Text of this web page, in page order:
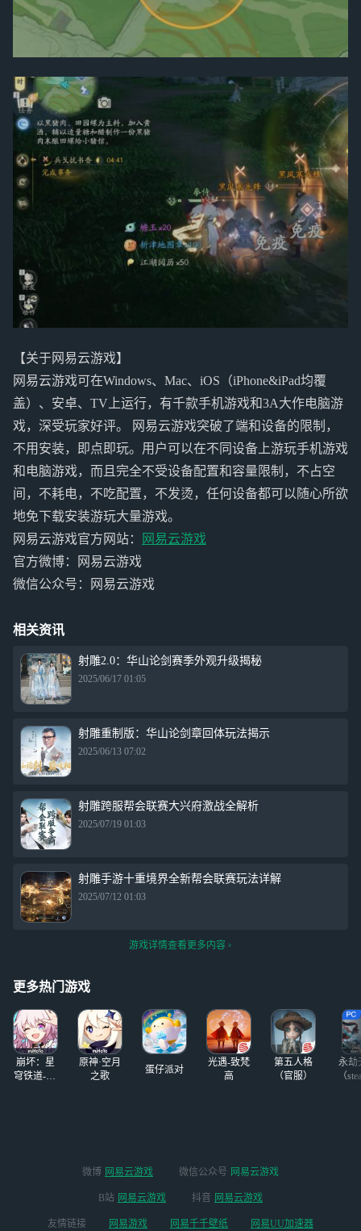
【关于网易云游戏】
网易云游戏可在Windows、Mac、iOS（iPhone&iPad均覆
盖）、安卓、TV上运行，有千款手机游戏和3A大作电脑游
戏，深受玩家好评。 网易云游戏突破了端和设备的限制，
不用安装，即点即玩。用户可以在不同设备上游玩手机游戏
和电脑游戏，而且完全不受设备配置和容量限制，不占空
间，不耗电，不吃配置，不发烫，任何设备都可以随心所欲
地免下载安装游玩大量游戏。
网易云游戏官方网站：
网易云游戏
官方微博：网易云游戏
微信公众号：网易云游戏
相关资讯
射雕2.0：华山论剑赛季外观升级揭秘
2025/06/17 01:05
射雕重制版：华山论剑章回体玩法揭示
2025/06/13 07:02
射雕跨服帮会联赛大兴府激战全解析
2025/07/19 01:03
射雕手游十重境界全新帮会联赛玩法详解
2025/07/12 01:03
游戏详情查看更多内容
更多热门游戏
崩坏：星
穹铁道-4.4
原神·空月
之歌
蛋仔派对
光遇-致梵
高
第五人格
（官服）
永劫
（
微博 网易云游戏 微信公众号 网易云游戏
B站 网易云游戏 抖音 网易云游戏
友情链接 网易游戏 网易千千壁纸 网易UU加速器